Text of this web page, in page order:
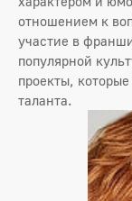
отношением к
участие в
популярной
проекты,
таланта.